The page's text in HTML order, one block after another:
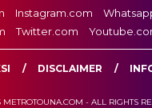
Instagram.com
Twitter.com
DISCLAIMER
- ALL RIGHTS